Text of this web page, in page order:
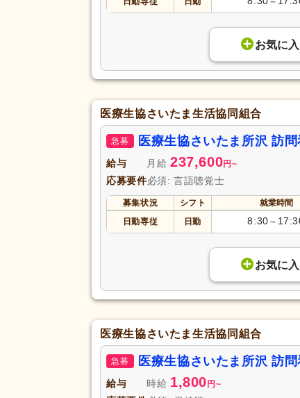
お気に入
医療生協さいたま生活協同組合
急募 医療生協さいたま所沢 訪
給与 月給 237,600円~
応募要件必須: 言語聴覚士
募集状況 シフト 就業時間
日勤専従
日勤 8:30 ～
お気に入
医療生協さいたま生活協同組合
急募 医療生協さいたま所沢 訪
給与 時給 1,800 円 ~